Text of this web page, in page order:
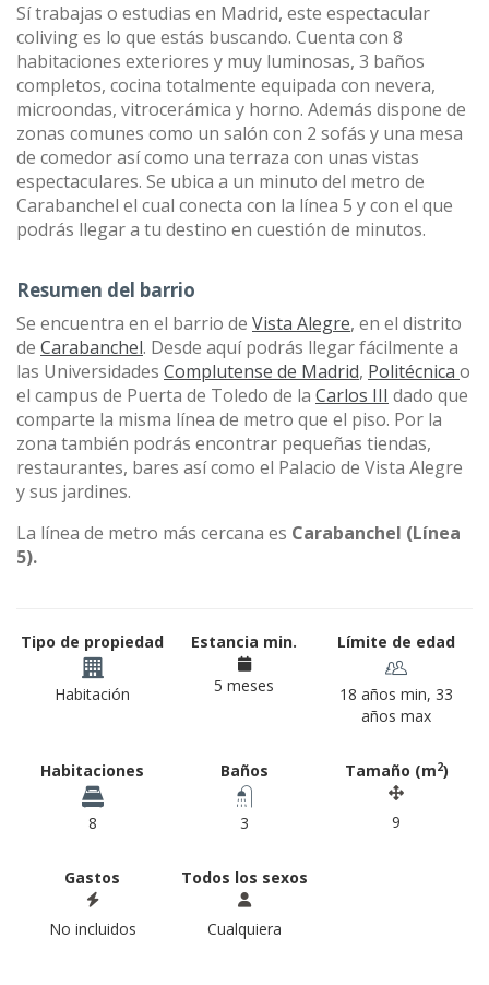
Sí trabajas o estudias en Madrid, este espectacular
coliving es lo que estás buscando. Cuenta con 8
habitaciones exteriores y muy luminosas, 3 baños
completos, cocina totalmente equipada con nevera,
microondas, vitrocerámica y horno. Además dispone de
zonas comunes como un salón con 2 sofás y una mesa
de comedor así como una terraza con unas vistas
espectaculares. Se ubica a un minuto del metro de
Carabanchel el cual conecta con la línea 5 y con el que
podrás llegar a tu destino en cuestión de minutos.
Resumen del barrio
Se encuentra en el barrio de Vista Alegre, en el distrito
de Carabanchel. Desde aquí podrás llegar fácilmente a
las Universidades Complutense de Madrid, Politécnica o
el campus de Puerta de Toledo de la Carlos III dado que
comparte la misma línea de metro que el piso. Por la
zona también podrás encontrar pequeñas tiendas,
restaurantes, bares así como el Palacio de Vista Alegre
y sus jardines.
La línea de metro más cercana es Carabanchel (Línea
5).
Tipo de propiedad
Habitación
Estancia min.
5 meses
Límite de edad
18 años min, 33
años max
Habitaciones
8
Baños
3
Tamaño (m2)
9
Gastos
No incluidos
Todos los sexos
Cualquiera